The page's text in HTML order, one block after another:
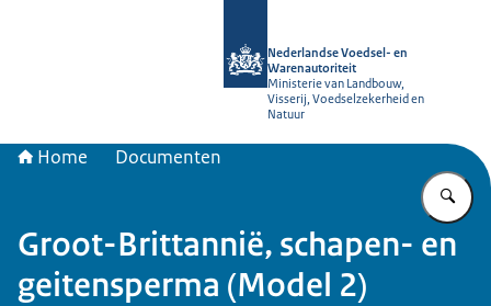
Nederlandse Voedsel- en
Warenautoriteit
Ministerie van Landbouw,
Visserij, Voedselzekerheid en
Natuur
Home Documenten
Groot-Brittannië, schapen- en
geitensperma (Model 2)